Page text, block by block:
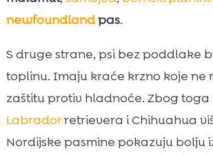
newfoundlandpas.
S druge strane, psi bez poddlake
toplinu. Imaju kraće krzno koje ne
zaštitu protiv hladnoće. Zbog toga
Labradorretrievera i Chihuahua
Nordijske pasmine pokazuju bolju